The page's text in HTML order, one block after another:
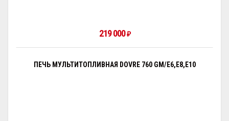
219 000₽
ПЕЧЬ МУЛЬТИТОПЛИВНАЯ DOVRE 760 GM/E6,E8,E10